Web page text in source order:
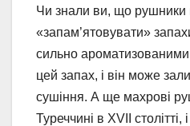
Чи знали ви, що рушники
«запам’ятовувати»
сильно
цей запах, і він може
сушіння. А ще махрові
Туреччині в XVII столітті,